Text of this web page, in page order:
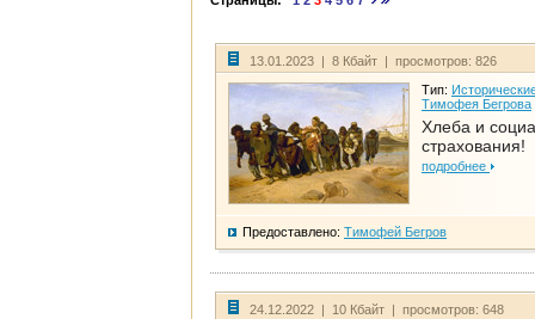
13.01.2023 | 8 Кбайт | просмотров: 826
Тип:
Тимофея Бегрова
Хлеба и
страхования!
подробнее
Предоставлено: Тимофей Бегров
24.12.2022 | 10 Кбайт | просмотров: 648